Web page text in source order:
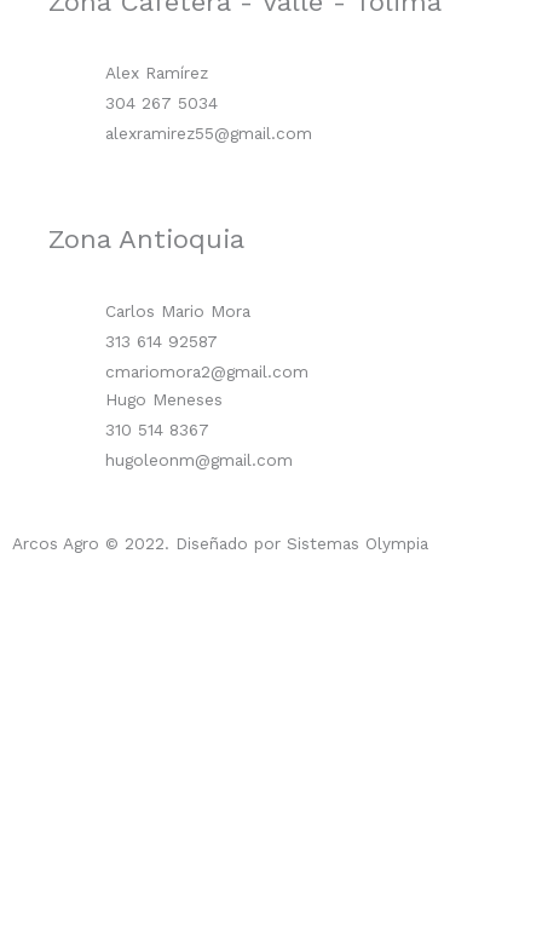
Alex Ramírez
304 267 5034
alexramirez55@gmail.com
Zona Antioquia
Carlos Mario Mora
313 614 92587
cmariomora2@gmail.com
Hugo Meneses
310 514 8367
hugoleonm@gmail.com
Arcos Agro © 2022. Diseñado por Sistemas Olympia